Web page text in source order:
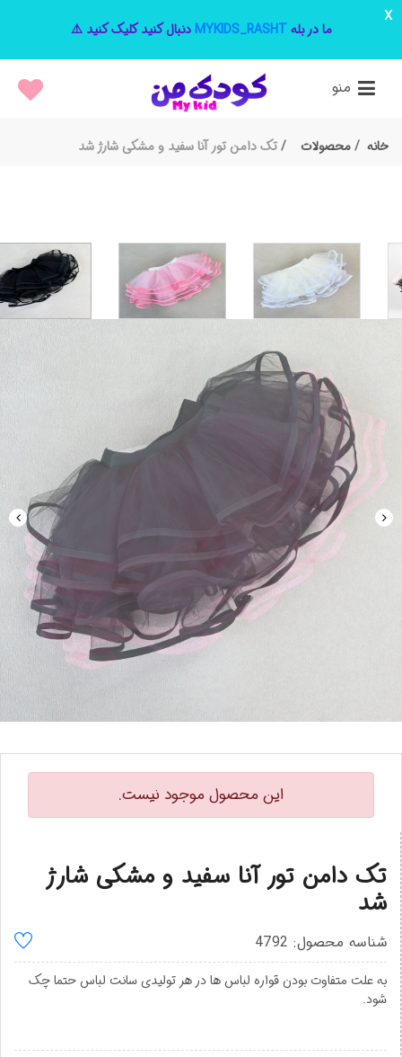
ما در بلهMYKIDS_RASHT دنبال کنید کلیک کنید ⚠️
x
منو
خانه محصولات تک دامن تور آنا سفید و مشکی شارژ شد
این محصول موجود نیست.
تک دامن تور آنا سفید و مشکی شارژ
شد
شناسه محصول: 4792
به علت متفاوت بودن قواره لباس ها در هر تولیدی سانت لباس حتما چک
شود.